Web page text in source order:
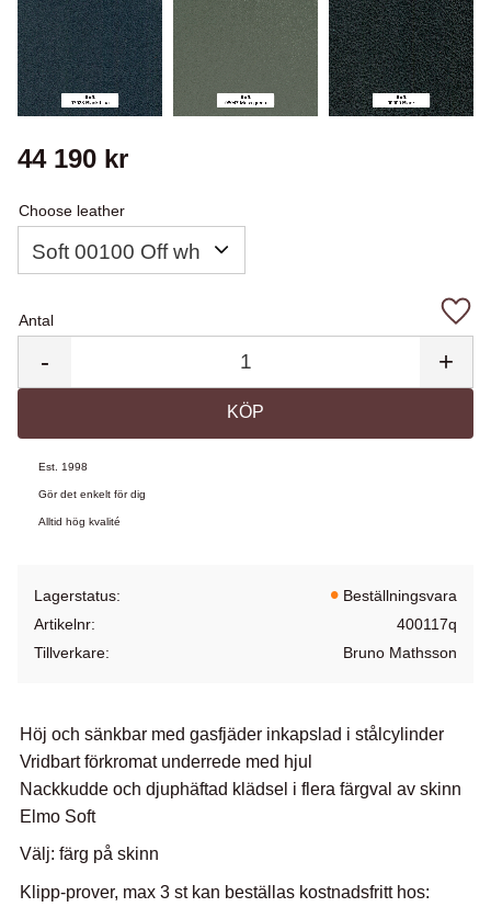
44 190 kr
Choose leather
Antal
+
-
KÖP
Est. 1998
Gör det enkelt för dig
Alltid hög kvalité
Lagerstatus
Beställningsvara
Artikelnr
400117q
Tillverkare
Bruno Mathsson
Höj och sänkbar med gasfjäder inkapslad i stålcylinder
Vridbart förkromat underrede med hjul
Nackkudde och djuphäftad klädsel i flera färgval av skinn
Elmo Soft
Välj: färg på skinn
Klipp-prover, max 3 st kan beställas kostnadsfritt hos: